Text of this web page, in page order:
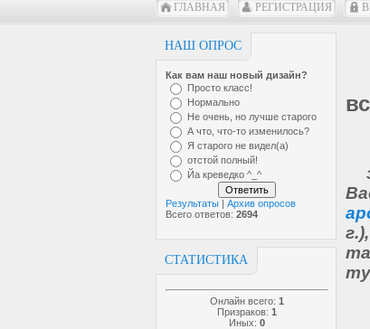
ГЛАВНАЯ РЕГИСТРАЦИЯ
НАШ ОПРОС
Как вам наш новый дизайн?
Просто класс!
Нормально
Не очень, но лучше старого
А что, что-то изменилось?
Я старого не видел(а)
отстой полный!
Йа креведко ^_^
Результаты | Архив опросов
Всего ответов: 2694
СТАТИСТИКА
Онлайн всего: 1
Призраков: 1
Иных: 0